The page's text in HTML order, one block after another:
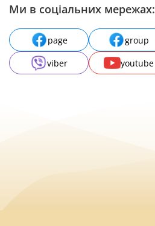
Ми в соціальних мережах:
page group
viber
youtube